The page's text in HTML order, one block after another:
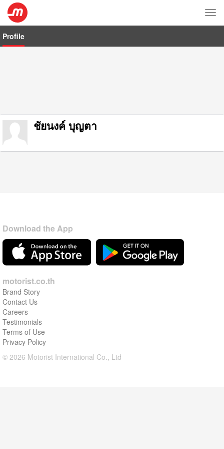
Profile
ชัยนงค์ บุญตา
Download the App
motorist.co.th
Brand Story
Contact Us
Careers
Testimonials
Terms of Use
Privacy Policy
© 2026 Motorist International Co., Ltd